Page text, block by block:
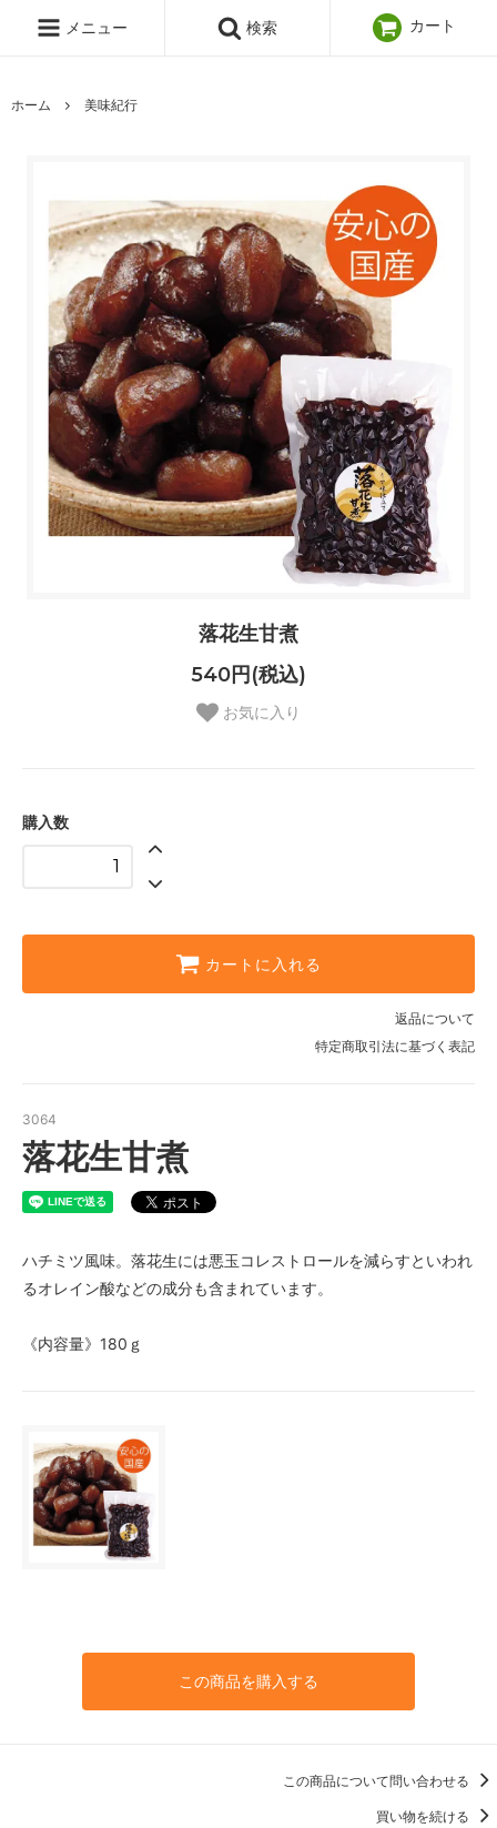
メニュー 検索 カート
ホーム 美味紀行
落花生甘煮
540円(税込)
お気に入り
購入数
カートに入れる
返品について
特定商取引法に基づく表記
3064
落花生甘煮
ハチミツ風味。落花生には悪玉コレストロールを減らすといわれ
るオレイン酸などの成分も含まれています。
《内容量》180ｇ
この商品を購入する
この商品について問い合わせる
買い物を続ける